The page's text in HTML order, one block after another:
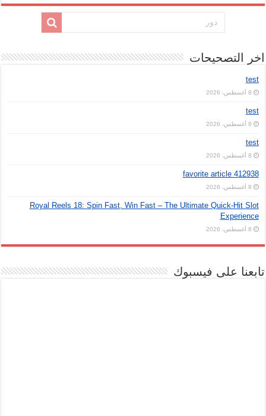
اخر التصحيحات
test
8 أغسطس، 2026
test
8 أغسطس، 2026
test
8 أغسطس، 2026
favorite article 412938
8 أغسطس، 2026
Royal Reels 18: Spin Fast, Win Fast – The Ultimate Quick‑Hit Slot
Experience
8 أغسطس، 2026
تابعنا على فيسبوك